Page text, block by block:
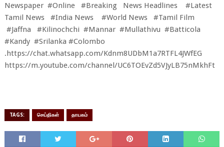
Newspaper #Online #Breaking News Headlines #Latest
Tamil News #India News #World News #Tamil Film
#Jaffna #Kilinochchi #Mannar #Mullathivu #Batticola
#Kandy #Srilanka #Colombo
.https://chat.whatsapp.com/Kdnm8UDbM1a7RTFL4JWfEG
https://m.youtube.com/channel/UC6TOEvZd5VJyLB75nMkhFt
TAGS: செய்திகள் தாயகம்